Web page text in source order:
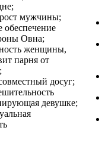
мужчины;
обеспечение
Овна;
женщины,
парня от
досуг;
девушке;